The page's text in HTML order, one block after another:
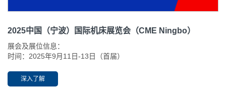
2025中国（宁波）国际机床展览会（CME Ningbo）
展会及展位信息：
时间：2025年9月11日-13日（首届）
深入了解